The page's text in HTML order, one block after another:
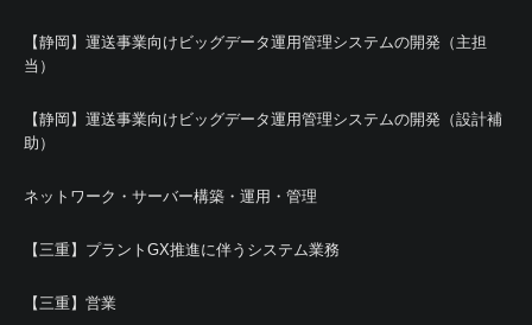
【静岡】運送事業向けビッグデータ運用管理システムの開発（主担
当）
【静岡】運送事業向けビッグデータ運用管理システムの開発（設計補
助）
ネットワーク・サーバー構築・運用・管理
【三重】プラントGX推進に伴うシステム業務
【三重】営業